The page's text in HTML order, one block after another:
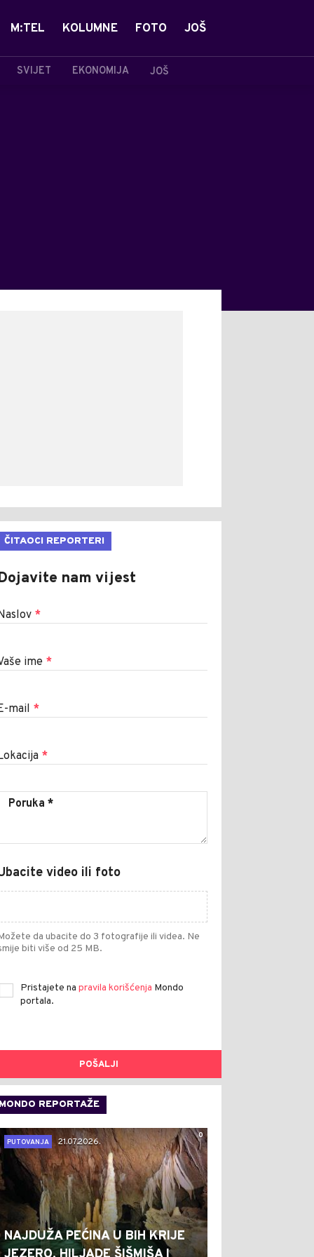
SVIJET EKONOMIJA JOŠ
M:TEL KOLUMNE FOTO JOŠ
ČITAOCI REPORTERI
nam vijest
*
ime *
mail *
*
video ili foto
da ubacite do 3 fotografije ili videa. Ne
biti više od 25 MB.
Pristajete na pravila korišćenja Mondo
portala.
POŠALJI
MONDO REPORTAŽE
0
PUTOVANJA
21.07.2026.
NAJDUŽA PEĆINA U BIH KRIJE